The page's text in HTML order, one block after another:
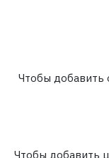
Чтобы добавить
Чтобы добавить